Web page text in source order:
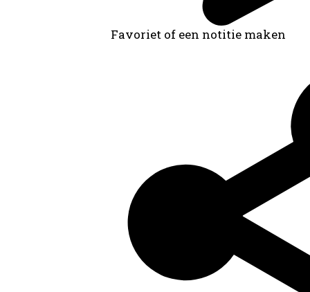
Favoriet of een notitie maken